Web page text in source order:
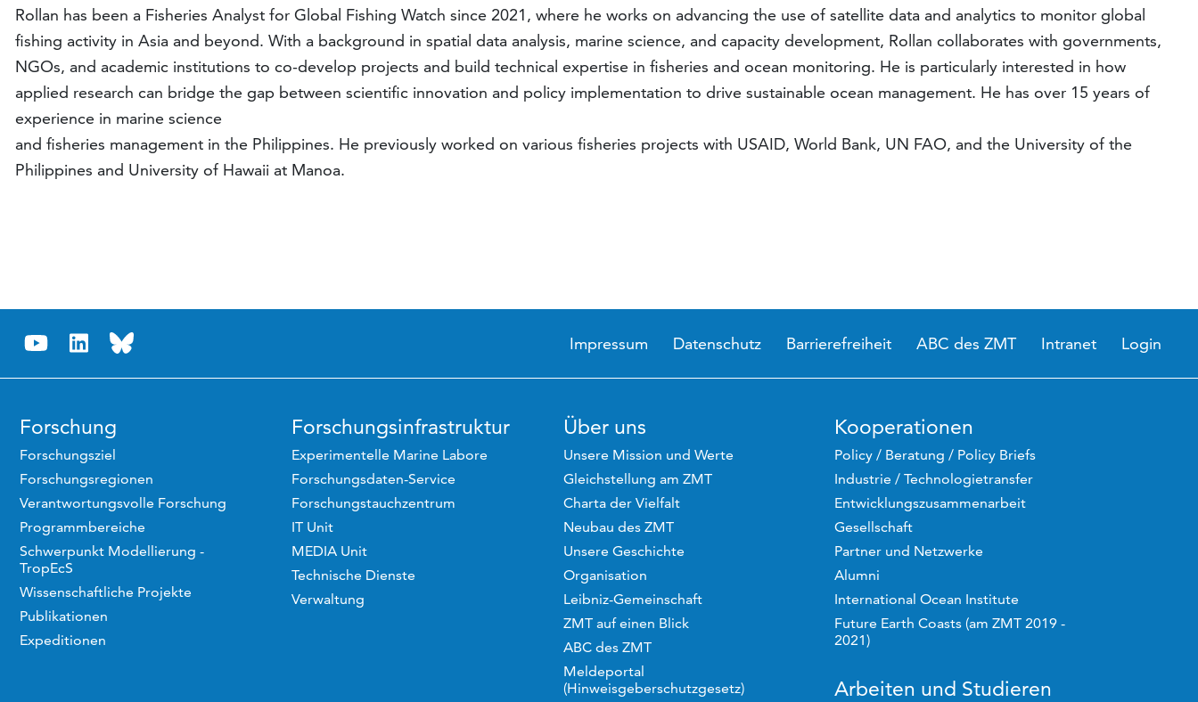
Rollan has been a Fisheries Analyst for Global Fishing Watch since 2021, where he works on advancing the use of satellite data and analytics to monitor global
fishing activity in Asia and beyond. With a background in spatial data analysis, marine science, and capacity development, Rollan collaborates with governments,
NGOs, and academic institutions to co-develop projects and build technical expertise in fisheries and ocean monitoring. He is particularly interested in how
applied research can bridge the gap between scientific innovation and policy implementation to drive sustainable ocean management. He has over 15 years of
experience in marine science
and fisheries management in the Philippines. He previously worked on various fisheries projects with USAID, World Bank, UN FAO, and the University of the
Philippines and University of Hawaii at Manoa.
Impressum Datenschutz Barrierefreiheit ABC des ZMT Intranet Login
Forschung
Forschungsziel
Forschungsregionen
Verantwortungsvolle Forschung
Programmbereiche
Schwerpunkt Modellierung -
TropEcS
Wissenschaftliche Projekte
Publikationen
Expeditionen
Forschungsinfrastruktur
Experimentelle Marine Labore
Forschungsdaten-Service
Forschungstauchzentrum
IT Unit
MEDIA Unit
Technische Dienste
Verwaltung
Über uns
Unsere Mission und Werte
Gleichstellung am ZMT
Charta der Vielfalt
Neubau des ZMT
Unsere Geschichte
Organisation
Leibniz-Gemeinschaft
ZMT auf einen Blick
ABC des ZMT
Meldeportal
(Hinweisgeberschutzgesetz)
Kooperationen
Policy / Beratung / Policy Briefs
Industrie / Technologietransfer
Entwicklungszusammenarbeit
Gesellschaft
Partner und Netzwerke
Alumni
International Ocean Institute
Future Earth Coasts (am ZMT 2019 -
2021)
Arbeiten und Studieren